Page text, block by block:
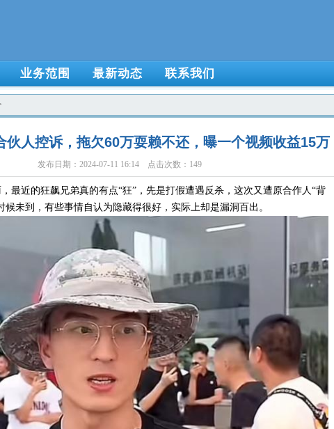
业务范围 最新动态 联系我们
伙人控诉，拖欠60万耍赖不还，曝一个视频收益15万
发布日期：2024-07-11 16:14 点击次数：149
最近的狂飙兄弟真的有点“狂”，先是打假遭遇反杀，这次又遭原合作人“背
候未到，有些事情自认为隐藏得很好，实际上却是漏洞百出。